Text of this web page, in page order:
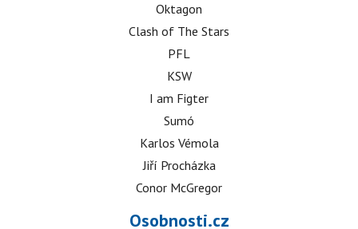
Oktagon
Clash of The Stars
PFL
KSW
I am Figter
Sumó
Karlos Vémola
Jiří Procházka
Conor McGregor
Osobnosti.cz